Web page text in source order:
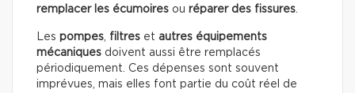
remplacer les écumoires ou réparer des fissures
Les pompes filtres et autres équipements
mécaniques doivent aussi être remplacés
périodiquement. Ces dépenses sont souvent
imprévues, mais elles font partie du coût réel de